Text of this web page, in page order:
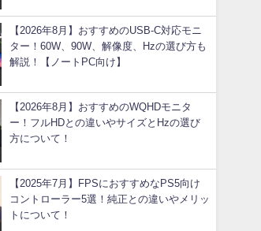
【2026年8月】おすすめのUSB-C対応モニ
ター！60W、90W、解像度、Hzの選び方も
解説！【ノートPC向け】
【2026年8月】おすすめのWQHDモニタ
ー！フルHDとの違いやサイズとHzの選び
方について！
【2025年7月】FPSにおすすめなPS5向け
コントローラー5選！純正との違いやメリッ
トについて！